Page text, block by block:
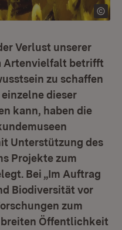
Verlust unserer
Artenvielfalt betrifft
zu schaffen
dieser
kann, haben die
Unterstützung des
Projekte zum
Bei „Im Auftrag
Biodiversität vor
zum
Öffentlichkeit